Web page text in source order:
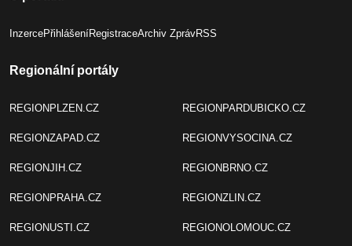
InzercePřihlášeníRegistraceArchiv ZprávRSS
Regionální portály
REGIONPLZEN.CZ
REGIONZAPAD.CZ
REGIONJIH.CZ
REGIONPRAHA.CZ
REGIONUSTI.CZ
REGIONPARDUBICKO.CZ
REGIONVYSOCINA.CZ
REGIONBRNO.CZ
REGIONZLIN.CZ
REGIONOLOMOUC.CZ